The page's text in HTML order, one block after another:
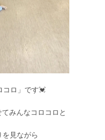
コロ」です💓
みんなコロコロと
見ながら